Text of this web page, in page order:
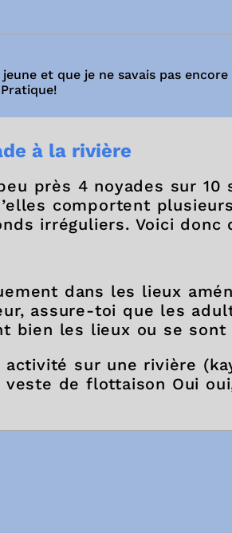
jeune et que je ne savais pas
à la rivière
près 4 noyades sur
comportent
irréguliers. Voici donc
dans les lieux
assure-toi que les
bien les lieux ou se
activité sur une rivière
de flottaison Oui